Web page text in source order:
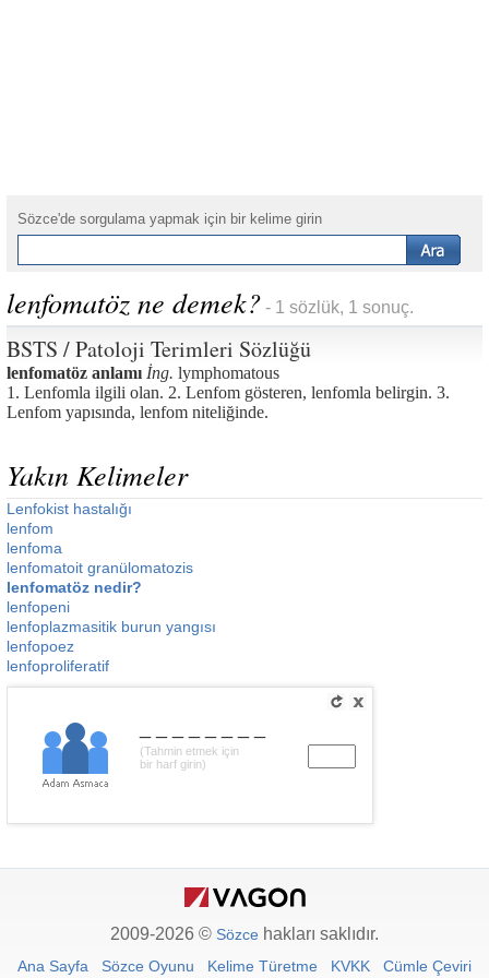
Sözce'de sorgulama yapmak için bir kelime girin
lenfomatöz ne demek? - 1 sözlük, 1 sonuç.
BSTS / Patoloji Terimleri Sözlüğü
lenfomatöz anlamı İng. lymphomatous
1. Lenfomla ilgili olan. 2. Lenfom gösteren, lenfomla belirgin. 3.
Lenfom yapısında, lenfom niteliğinde.
Yakın Kelimeler
Lenfokist hastalığı
lenfom
lenfoma
lenfomatoit granülomatozis
lenfomatöz nedir?
lenfopeni
lenfoplazmasitik burun yangısı
lenfopoez
lenfoproliferatif
(Tahmin etmek için
bir harf girin)
2009-2026 © Sözce hakları saklıdır.
Ana Sayfa Sözce Oyunu Kelime Türetme KVKK Cümle Çeviri